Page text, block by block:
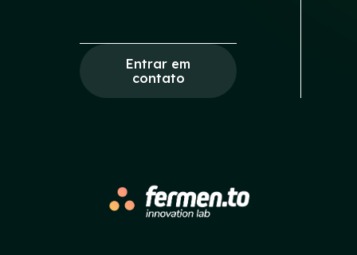
Entrar em
contato